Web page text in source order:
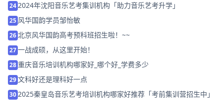
242024年沈阳音乐艺考集训机构「助力音乐艺考升学」
25 风华国韵学员邹怡敏
26北京风华国韵高考预科班招生啦！~~
27一战成硕，从这里开始！
28重庆音乐培训机构哪家好_哪个好_学费多少
29文科好还是理科好一点
302025秦皇岛音乐艺考培训机构哪家好推荐「考前集训营招生中」